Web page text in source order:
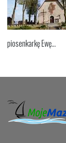
piosenkarkę Ewę...